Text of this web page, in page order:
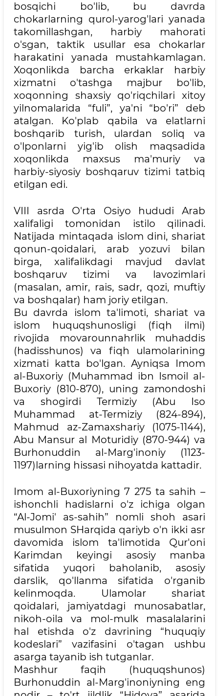
bosqichi bo'lib, bu davrda
chokarlarning qurol-yarog'lari yanada
takomillashgan, harbiy mahorati
o'sgan, taktik usullar esa chokarlar
harakatini yanada mustahkamlagan.
Xoqonlikda barcha erkaklar harbiy
xizmatni o'tashga majbur bo'lib,
xoqonning shaxsiy qo'riqchilari xitoy
yilnomalarida “fuli”, ya'ni “bo'ri” deb
atalgan. Ko'plab qabila va elatlarni
boshqarib turish, ulardan soliq va
o'lponlarni yig'ib olish maqsadida
xoqonlikda maxsus ma'muriy va
harbiy-siyosiy boshqaruv tizimi tatbiq
etilgan edi.
VIII asrda O'rta Osiyo hududi Arab
xalifaligi tomonidan istilo qilinadi.
Natijada mintaqada islom dini, shariat
qonun-qoidalari, arab yozuvi bilan
birga, xalifalikdagi mavjud davlat
boshqaruv tizimi va lavozimlari
(masalan, amir, rais, sadr, qozi, muftiy
va boshqalar) ham joriy etilgan.
Bu davrda islom ta'limoti, shariat va
islom huquqshunosligi (fiqh ilmi)
rivojida movarounnahrlik muhaddis
(hadisshunos) va fiqh ulamolarining
xizmati katta bo'lgan. Ayniqsa Imom
al-Buxoriy (Muhammad ibn Ismoil al-
Buxoriy (810-870), uning zamondoshi
va shogirdi Termiziy (Abu Iso
Muhammad at-Termiziy (824-894),
Mahmud az-Zamaxshariy (1075-1144),
Abu Mansur al Moturidiy (870-944) va
Burhonuddin al-Marg'inoniy (1123-
1197)larning hissasi nihoyatda kattadir.
Imom al-Buxoriyning 7 275 ta sahih –
ishonchli hadislarni o'z ichiga olgan
“Al-Jomi' as-sahih” nomli shoh asari
musulmon SHarqida qariyb o'n ikki asr
davomida islom ta'limotida Qur'oni
Karimdan keyingi asosiy manba
sifatida yuqori baholanib, asosiy
darslik, qo'llanma sifatida o'rganib
kelinmoqda. Ulamolar shariat
qoidalari, jamiyatdagi munosabatlar,
nikoh-oila va mol-mulk masalalarini
hal etishda o'z davrining “huquqiy
kodeslari” vazifasini o'tagan ushbu
asarga tayanib ish tutganlar.
Mashhur faqih (huquqshunos)
Burhonuddin al-Marg'inoniyning eng